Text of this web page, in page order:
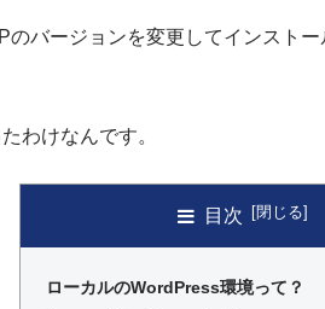
のバージョンを変更してインスト
わけなんです。
目次
ローカルのWordPress環境って？